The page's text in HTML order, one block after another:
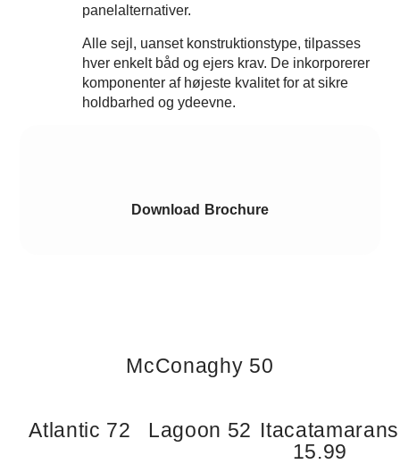
panelalternativer.
Alle sejl, uanset konstruktionstype, tilpasses
hver enkelt båd og ejers krav. De inkorporerer
komponenter af højeste kvalitet for at sikre
holdbarhed og ydeevne.
Download Brochure
McConaghy 50
Atlantic 72 Lagoon 52 Itacatamarans
15.99